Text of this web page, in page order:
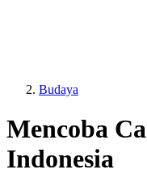
Budaya
Mencoba
Indonesia